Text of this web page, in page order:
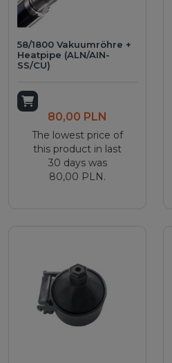
58/1800 Vakuumröhre +
Heatpipe (ALN/AIN-
SS/CU)
Add to cart
80,00 PLN
The lowest price of
this product in last
30 days was
80,00 PLN.